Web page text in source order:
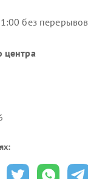
без
центра